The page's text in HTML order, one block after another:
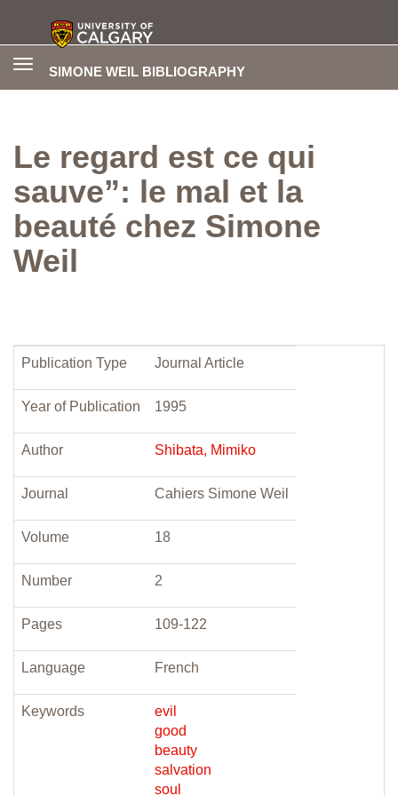
SIMONE WEIL BIBLIOGRAPHY
Toggle
Le regard est ce qui
sauve”: le mal et la
beauté chez Simone
Weil
Publication Type Journal Article
Year of Publication 1995
Author Shibata, Mimiko
Journal Cahiers Simone Weil
Volume 18
Number 2
Pages 109-122
Language French
Keywords
evil
good
beauty
salvation
soul